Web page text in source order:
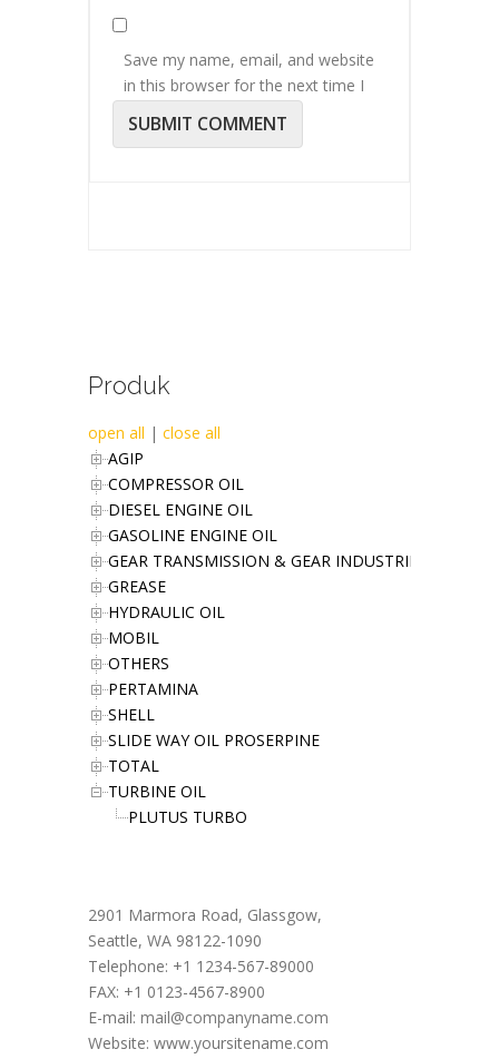
Save my name, email, and website
in this browser for the next time I
Produk
open all | close all
AGIP
COMPRESSOR OIL
DIESEL ENGINE OIL
GASOLINE ENGINE OIL
GEAR TRANSMISSION & GEAR INDUSTRIES OIL
GREASE
HYDRAULIC OIL
MOBIL
OTHERS
PERTAMINA
SHELL
SLIDE WAY OIL PROSERPINE
TOTAL
TURBINE OIL
PLUTUS TURBO
2901 Marmora Road, Glassgow,
Seattle, WA 98122-1090
Telephone: +1 1234-567-89000
FAX: +1 0123-4567-8900
E-mail: mail@companyname.com
Website: www.yoursitename.com